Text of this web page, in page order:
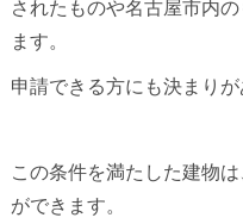
されたものや名古屋市内
ます。
申請できる方にも決まり
この条件を満たした建物
ができます。